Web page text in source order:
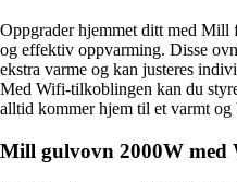
Oppgrader hjemmet ditt med Mill
og effektiv oppvarming. Disse
ekstra varme og kan justeres
Med Wifi-tilkoblingen kan du
alltid kommer hjem til et varmt og
Mill gulvovn 2000W med